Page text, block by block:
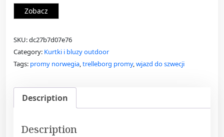
Zobacz
SKU:dc27b7d07e76
Category: Kurtki i bluzy outdoor
Tags: promy norwegia,trelleborg promy,wjazd do szwecji
Description
Description